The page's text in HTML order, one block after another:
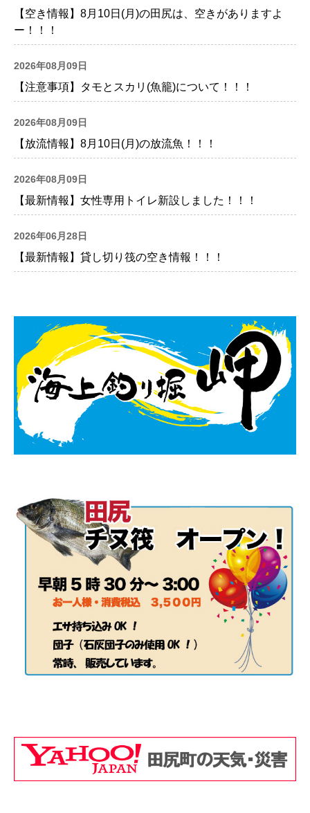
【空き情報】8月10日(月)の田尻は、空きがありますよ
ー！！！
2026年08月09日
【注意事項】タモとスカリ(魚籠)について！！！
2026年08月09日
【放流情報】8月10日(月)の放流魚！！！
2026年08月09日
【最新情報】女性専用トイレ新設しました！！！
2026年06月28日
【最新情報】貸し切り筏の空き情報！！！